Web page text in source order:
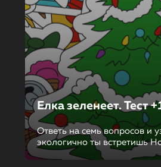
Елка зеленеет. Тест
Ответь на семь вопросов и
экологично ты встретишь